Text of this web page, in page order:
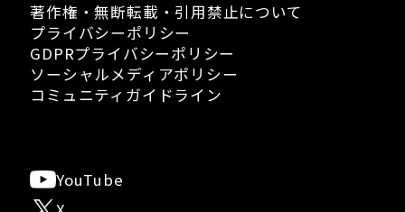
著作権・無断転載・引用禁止について
プライバシーポリシー
GDPRプライバシーポリシー
ソーシャルメディアポリシー
コミュニティガイドライン
YouTube